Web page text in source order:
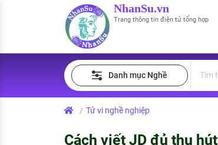
NhanSu.vn
Trang thông tin điện tử tổng hợp
Tìm việc làm
Quản lý CV
Tính lương Gross - Net
PHÁP LUẬT VIỆT NAM
Văn bản pháp luật
Chính sách mới
Danh mục Nghề
/ Tử vi nghề nghiệp
Cách viết JD đủ thu